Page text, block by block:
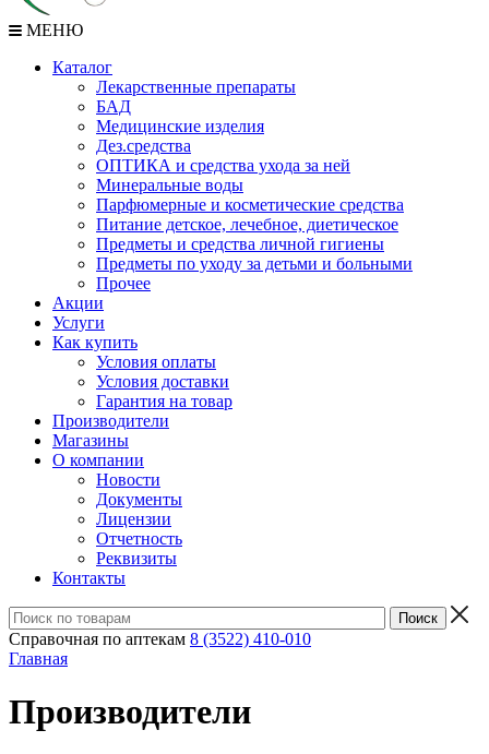
МЕНЮ
Каталог
Лекарственные препараты
БАД
Медицинские изделия
Дез.средства
ОПТИКА и средства ухода за ней
Минеральные воды
Парфюмерные и косметические средства
Питание детское, лечебное, диетическое
Предметы и средства личной гигиены
Предметы по уходу за детьми и больными
Прочее
Акции
Услуги
Как купить
Условия оплаты
Условия доставки
Гарантия на товар
Производители
Магазины
О компании
Новости
Документы
Лицензии
Отчетность
Реквизиты
Контакты
Справочная по аптекам 8 (3522) 410-010
Главная
Производители